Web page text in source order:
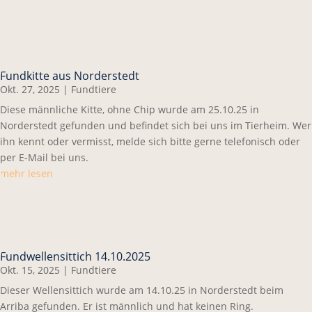
Fundkitte aus Norderstedt
Okt. 27, 2025 | Fundtiere
Diese männliche Kitte, ohne Chip wurde am 25.10.25 in
Norderstedt gefunden und befindet sich bei uns im Tierheim. Wer
ihn kennt oder vermisst, melde sich bitte gerne telefonisch oder
per E-Mail bei uns.
mehr lesen
Fundwellensittich 14.10.2025
Okt. 15, 2025 | Fundtiere
Dieser Wellensittich wurde am 14.10.25 in Norderstedt beim
Arriba gefunden. Er ist männlich und hat keinen Ring.